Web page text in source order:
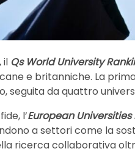
il Qs World University
e britanniche. La
seguita da quattro
l’European
a settori come la
ricerca collaborativa